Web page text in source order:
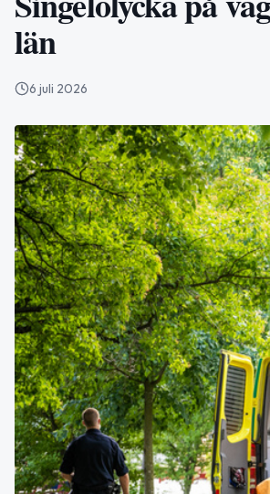
län
6 juli 2026